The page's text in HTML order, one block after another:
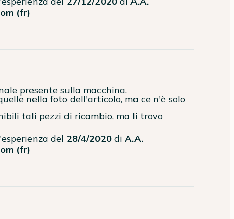
(fr)
presente sulla macchina.
del 28/4/2020 diA.A.
(fr)